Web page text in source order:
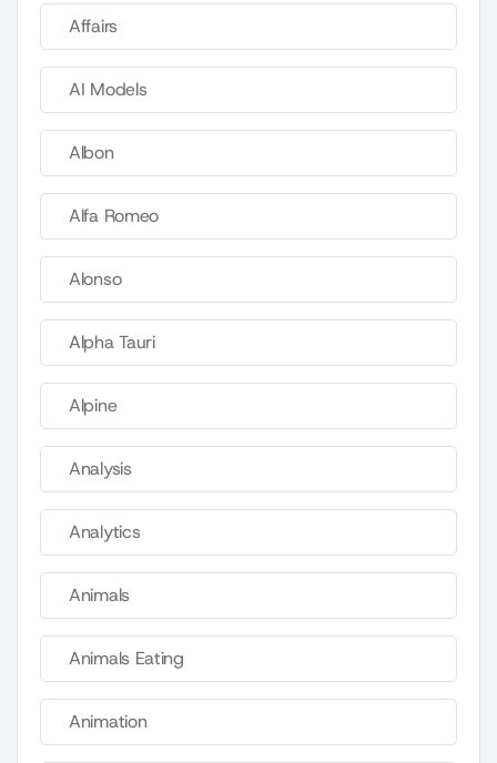
Affairs
AI Models
Albon
Alfa Romeo
Alonso
Alpha Tauri
Alpine
Analysis
Analytics
Animals
Animals Eating
Animation